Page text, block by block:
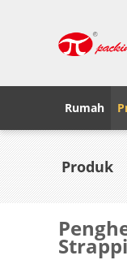
Rumah
Produk